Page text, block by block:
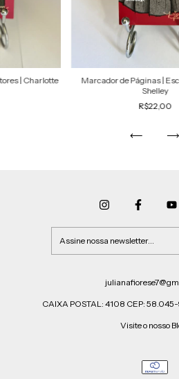
| Charlotte
Marcador de Páginas |
Shelley
R$22,00
CAIXA POSTAL: 4108 CEP:
Visite o nosso